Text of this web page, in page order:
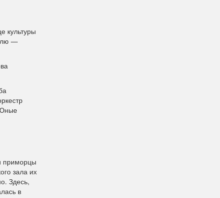
культуры
—
приморцы
зала их
Здесь,
в